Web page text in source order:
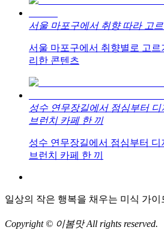
서울 마포구에서 취향 따라 고
서울 마포구에서 취향별로 고르
리한 콘텐츠
성수 연무장길에서 점심부터
브런치 카페 한 끼
성수 연무장길에서 점심부터
브런치 카페 한 끼
일상의 작은 행복을 채우는 미식 가
Copyright © 이봄맛 All rights reserved.